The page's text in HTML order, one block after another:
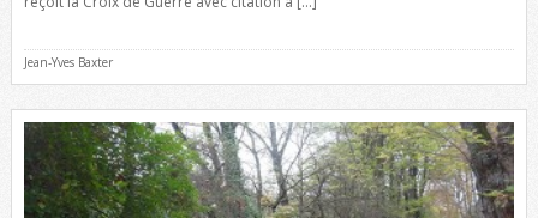
Jean-Yves Baxter